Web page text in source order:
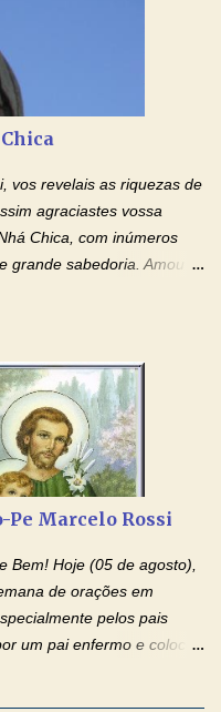
Eu peço, Senhor
deste Sangue,
diabólica que possa estar
que atenda, em
na Sua presença:
já, agradeço de
Eu louvo o Pai por
de Páscoa. eu
vos revelais as riquezas de
agraciastes vossa
Chica, com inúmeros
grande sabedoria. Amou a
do Espírito Santo.
para obter os favores
de Deus Nhá Chica)
intercalados) Nhá Chica,
a Bondade Divina e as
favor espiritual, que
pedido urgente (Fazer
coração bondoso as
oração (Fazer o ...
Marcelo Rossi
Bem! Hoje (05 de agosto),
de orações em
pelos pais
um pai enfermo e colocou